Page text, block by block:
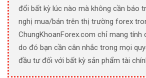
đổi bất kỳ lúc nào mà không cần báo
nghị mua/bán trên thị trường forex
ChungKhoanForex.com chỉ mang tính
do đó bạn cần cân nhắc trong mọi
đầu tư đối với bất kỳ sản phẩm tài